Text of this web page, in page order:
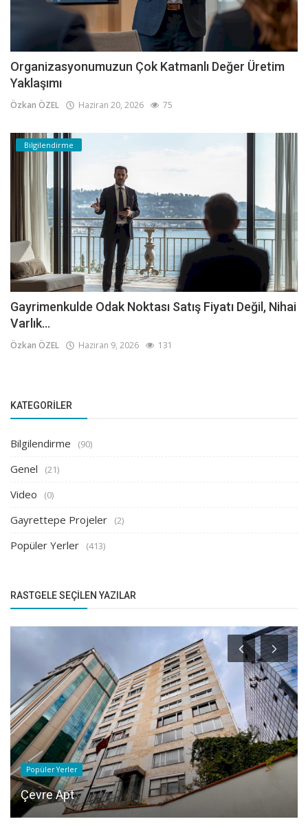
Organizasyonumuzun Çok Katmanlı Değer Üretim
Yaklaşımı
Özkan ÖZEL Haziran 20, 2026 75
Bilgilendirme
Gayrimenkulde Odak Noktası Satış Fiyatı Değil, Nihai
Varlık...
Özkan ÖZEL Haziran 9, 2026 131
KATEGORILER
Bilgilendirme (90)
Genel (21)
Video (0)
Gayrettepe Projeler (2)
Popüler Yerler (413)
RASTGELE SEÇILEN YAZILAR
Popüler Yerler
Uluğ Apt